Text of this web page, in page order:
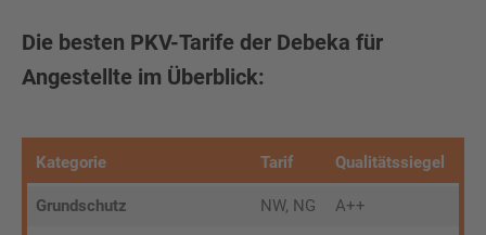
Die besten PKV-Tarife der Debeka für
Angestellte im Überblick:
Kategorie Tarif Qualitätssiegel
Grundschutz NW, NG A++